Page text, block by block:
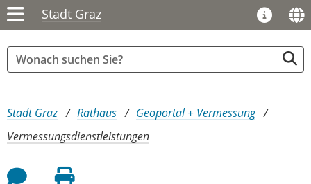
Stadt Graz
Sie sind hier:
Stadt Graz Rathaus
Geoportal + Vermessung
Vermessungsdienstleistungen
Feedback an Autor
Seite drucken